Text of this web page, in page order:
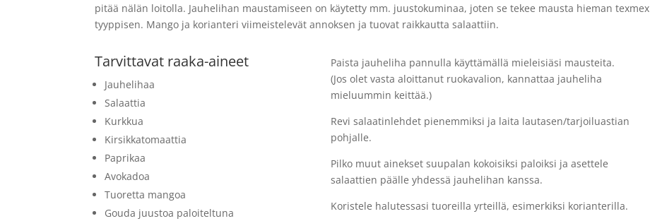
pitää nälän loitolla. Jauhelihan maustamiseen on käytetty mm. juustokuminaa, joten se tekee mausta hieman texmex
tyyppisen. Mango ja korianteri viimeistelevät annoksen ja tuovat raikkautta salaattiin.
Tarvittavat raaka-aineet
Jauhelihaa
Salaattia
Kurkkua
Kirsikkatomaattia
Paprikaa
Avokadoa
Tuoretta mangoa
Gouda juustoa paloiteltuna
Paista jauheliha pannulla käyttämällä mieleisiäsi mausteita.
(Jos olet vasta aloittanut ruokavalion, kannattaa jauheliha
mieluummin keittää.)
Revi salaatinlehdet pienemmiksi ja laita lautasen/tarjoiluastian
pohjalle.
Pilko muut ainekset suupalan kokoisiksi paloiksi ja asettele
salaattien päälle yhdessä jauhelihan kanssa.
Koristele halutessasi tuoreilla yrteillä, esimerkiksi korianterilla.